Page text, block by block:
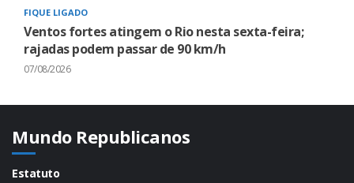
FIQUE LIGADO
Ventos fortes atingem o Rio nesta sexta-feira;
rajadas podem passar de 90 km/h
07/08/2026
Mundo Republicanos
Estatuto